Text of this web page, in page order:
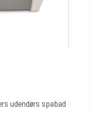
udendørs spabad